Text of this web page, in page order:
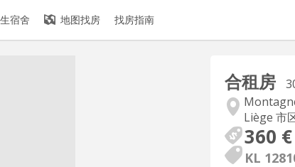
宿舍 地图找房 找房指南
合租房
Liège 市
360 €
KL